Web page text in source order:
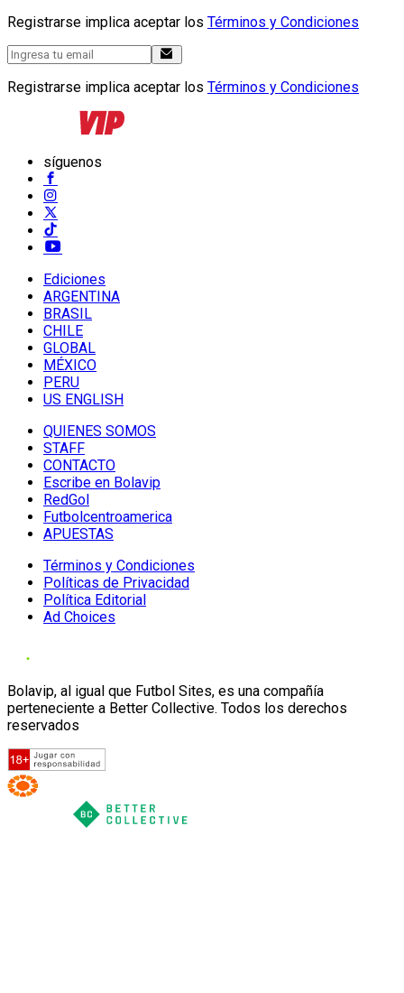
Registrarse implica aceptar los Términos y Condiciones
Registrarse implica aceptar los Términos y Condiciones
síguenos
Ediciones
ARGENTINA
BRASIL
CHILE
GLOBAL
MÉXICO
PERU
US ENGLISH
QUIENES SOMOS
STAFF
CONTACTO
Escribe en Bolavip
RedGol
Futbolcentroamerica
APUESTAS
Términos y Condiciones
Políticas de Privacidad
Política Editorial
Ad Choices
Bolavip, al igual que Futbol Sites, es una compañía
perteneciente a Better Collective. Todos los derechos
reservados